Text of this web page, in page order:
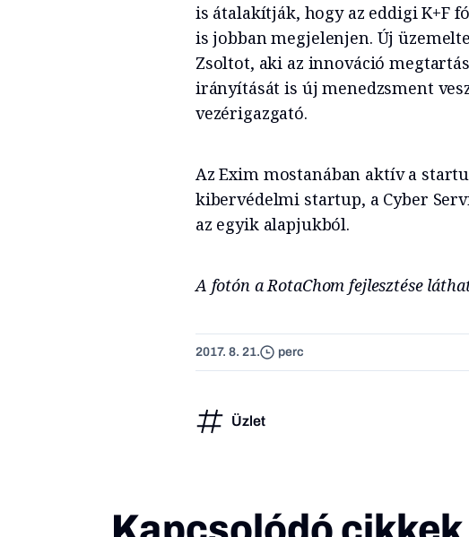
is átalakítják, hogy az eddigi K+F
is jobban megjelenjen. Új
Zsoltot, aki az innováció
irányítását is új menedzsment
vezérigazgató.
Az Exim mostanában aktív a
kibervédelmi startup, a Cyber
az egyik alapjukból.
A fotón a RotaChom fejlesztése
2017. 8. 21. perc
Üzlet